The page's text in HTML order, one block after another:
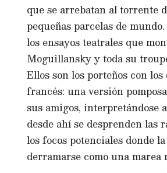
que se arrebatan al torrente
pequeñas parcelas de
los ensayos teatrales que
Moguillansky y toda su
Ellos son los porteños con los
francés: una versión
sus amigos, interpretándose
desde ahí se desprenden las
los focos potenciales donde
derramarse como una marea